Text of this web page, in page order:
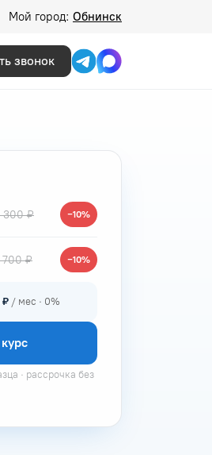
Мой город: Обнинск
звонок
300 ₽ −10%
700 ₽ −10%
₽ / мес · 0%
· рассрочка без